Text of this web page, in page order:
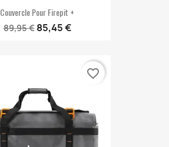
Couvercle Pour Firepit +
89,95 € 85,45 €
favorite_border